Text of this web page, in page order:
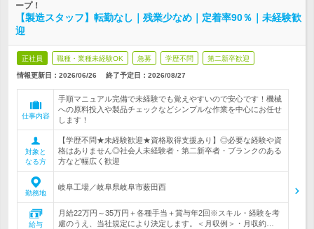
ープ！
【製造スタッフ】転勤なし｜残業少なめ｜定着率90％｜未経験歓
迎
正社員 職種・業種未経験OK 急募 学歴不問 第二新卒歓迎
情報更新日：2026/06/26 終了予定日： 2026/08/27
仕事内容
手順マニュアル完備で未経験でも覚えやすいので安心です！機械
への原料投入や製品チェックなどシンプルな作業を中心にお任せ
します！
対象と
なる方
【学歴不問★未経験歓迎★資格取得支援あり】◎必要な経験や資
格はありません◎社会人未経験者・第二新卒者・ブランクのある
方など幅広く歓迎
勤務地
岐阜工場／岐阜県岐阜市薮田西
給与
月給22万円～35万円＋各種手当＋賞与年2回※スキル・経験を考
慮のうえ、当社規定により決定します。＜月収例＞・月収約…